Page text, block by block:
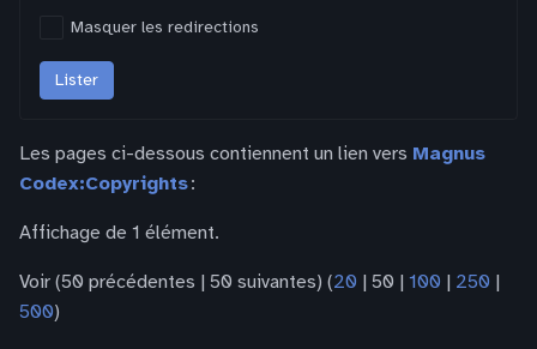
Masquer les redirections
Lister
Les pages ci-dessous contiennent un lien vers Magnus
Codex:Copyrights:
Affichage de 1 élément.
Voir (50 précédentes | 50 suivantes) (20 | 50 | 100 | 250 |
500)